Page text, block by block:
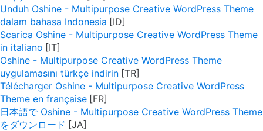
Unduh Oshine - Multipurpose Creative WordPress Theme
dalam bahasa Indonesia
Scarica Oshine - Multipurpose Creative WordPress Theme
in italiano
Oshine - Multipurpose Creative WordPress Theme
uygulamasını türkçe indirin
Télécharger Oshine - Multipurpose Creative WordPress
Theme en française
日本語で Oshine - Multipurpose Creative WordPress Theme
をダウンロード